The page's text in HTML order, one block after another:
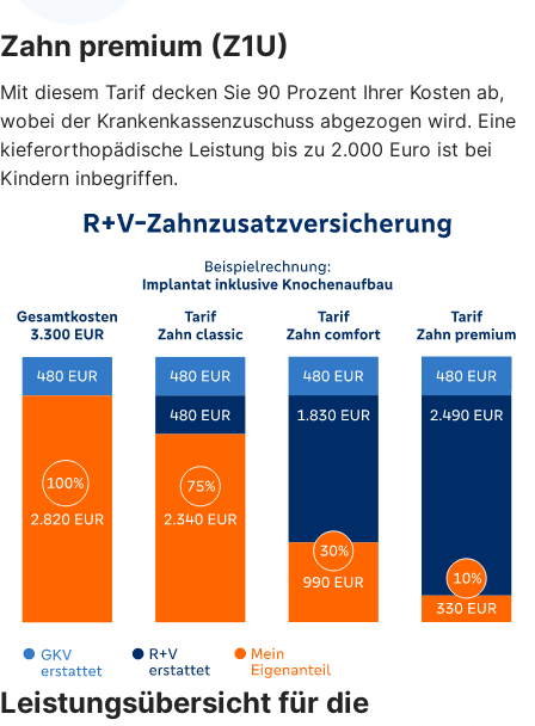
Zahn premium (Z1U)
Mit diesem Tarif decken Sie 90 Prozent Ihrer Kosten ab,
wobei der Krankenkassenzuschuss abgezogen wird. Eine
kieferorthopädische Leistung bis zu 2.000 Euro ist bei
Kindern inbegriffen.
Leistungsübersicht für die